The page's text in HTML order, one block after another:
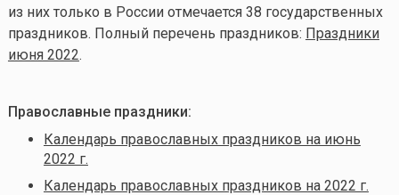
из них только в России отмечается 38 государственных
праздников. Полный перечень праздников: Праздники
июня 2022.
Православные праздники:
Календарь православных праздников на июнь
2022 г.
Календарь православных праздников на 2022 г.